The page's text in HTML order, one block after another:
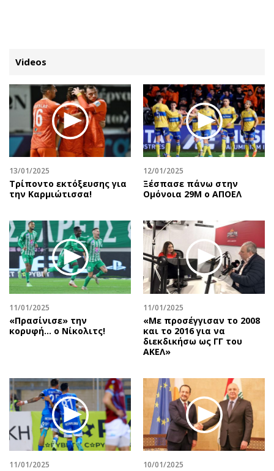
ΚΑΤΗΓΟΡΙΕΣ ΣΥΝΔΕΣΗ
Κύπρος
Παιδεία
Υγεία
Πολιτική
Βουλευτικές 2026
Προεδρικές 2023
Δημοσκοπήσεις
Διπλωματία
Αθλητισμός
Κύπρος
Ελλάδα
Διεθνή
Οικονομία
Real Estate
Επιχειρήσεις
Αγορές
Money Review
Απόψεις
Αρθρογραφία
The Hill
Υγεία
Αγγελίες
Πωλούνται
Ζητούν εργασία
Θέσεις εργασίας
Geek
Νέα
Κινητά-tablets
Social
Αυτοκίνηση
Πολιτική
Οικονομία
Γενικά
Αναδρομές
Πρόσωπα
Videos
13/01/2025
Τρίποντο εκτόξευσης για
την Καρμιώτισσα!
12/01/2025
Ξέσπασε πάνω στην
Ομόνοια 29Μ ο ΑΠΟΕΛ
11/01/2025
«Πρασίνισε» την
κορυφή… ο Νίκολιτς!
11/01/2025
«Με προσέγγισαν το 2008
και το 2016 για να
διεκδικήσω ως ΓΓ του
ΑΚΕΛ»
11/01/2025 10/01/2025